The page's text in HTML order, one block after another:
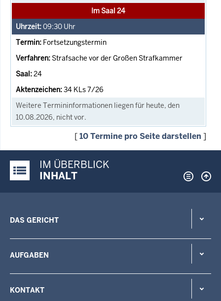
Im Saal 24
09:30 Uhr
Fortsetzungstermin
Strafsache vor der Großen Strafkammer
24
34 KLs 7/26
Weitere Termininformationen liegen für heute, den
10.08.2026, nicht vor.
[10 Termine pro Seite darstellen ]
Justiz-Portal im Überblick:
IM ÜBERBLICK
INHALT
DAS GERICHT
AUFGABEN
KONTAKT